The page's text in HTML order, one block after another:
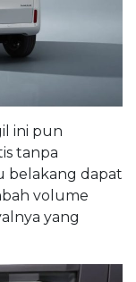
ini pun
tanpa
belakang dapat
volume
yang